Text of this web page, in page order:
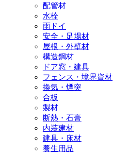
配管材
水栓
雨ドイ
安全・足場材
屋根・外壁材
構造鋼材
ドア窓・建具
フェンス・境界資材
換気・煙突
合板
製材
断熱・石膏
内装建材
建具・床材
養生用品